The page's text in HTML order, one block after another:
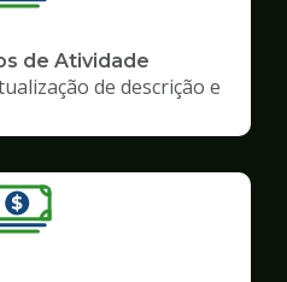
de Atividade
de descrição e